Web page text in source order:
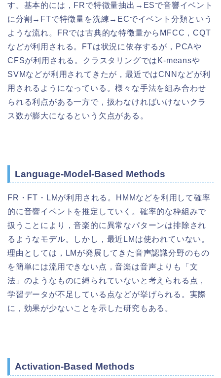
す。基本的には，FRで特徴量抽出→ESで音響イベント
に分割→FTで特徴量を洗練→ECでイベント分類という
ような流れ。FRでは古典的な特徴量からMFCC，CQT
などが利用される。FTは状況に依存するが，PCAや
CFSが利用される。クラスタリングではK-meansや
SVMなどが利用されてきたが，最近ではCNNなどが利
用されるようになっている。様々な手法を組み合わせ
られる利点がある一方で，扱わなければいけないクラ
ス数が膨大になるという欠点がある。
Language-Model-Based Methods
FR・FT・LMが利用される。HMMなどを利用して確率
的に音響イベントを推定していく。確率的な枠組みで
扱うことにより，音楽的に異常なパターンは排除され
るようなモデル。しかし，最近LMは使われていない。
理由としては，LMが発展してきた音声認識分野のもの
を簡単には流用できない点，音楽は音声よりも「文
法」のようなものに縛られていないと考えられる点，
学習データが不足している点などが挙げられる。実際
に，効果が少ないことを示した研究もある。
Activation-Based Methods